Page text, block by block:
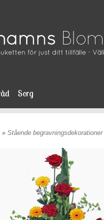
Sorg
» Stående begravningsdekorationer